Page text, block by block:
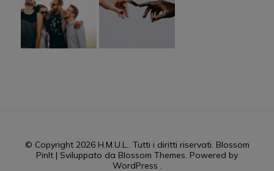
© Copyright 2026 H.M.U.L.. Tutti i diritti riservati. Blossom
PinIt | Sviluppato da Blossom Themes. Powered by
WordPress .